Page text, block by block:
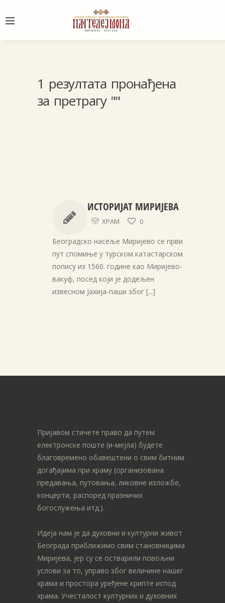
1 резултата пронађена
за претрагу ""
ИСТОРИЈАТ МИРИЈЕВА
ХРАМ 0
Београдско насеље Миријево се први
пут спомиње у турском катастарском
попису из 1560. године као Миријево-
вакуф, посед који је додељен
извесном Јахија-паши због [...]
Пријавом стичете право да путем
електронске поште (и-мејла) будете
благовремено обавештени о свим битним
догађајима при храму (организована
предавања, путовања, ликовне изложбе,
концерти, распоред празничих
богослужења итд.).
Идеја нам је да духовни и културни живот
Београда приближимо свим становницима
Миријева, јер су се остварили повољни
услови за то, управо због величине нашег
храма и простора уређене крипте испод
храма. Учесталост културних и духовних